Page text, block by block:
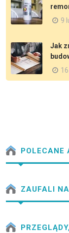
9
Jak
POLECANE
ZAUFALI